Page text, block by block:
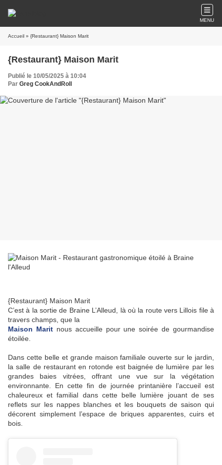
MENU
Accueil » {Restaurant} Maison Marit
{Restaurant} Maison Marit
Publié le 10/05/2025 à 10:04
Par Greg CookAndRoll
{Restaurant} Maison Marit
C’est à la sortie de Braine L’Alleud, là où la route vers Lillois file à
travers champs, que la
Maison Maritnous accueille pour une soirée de gourmandise
étoilée.
Dans cette belle et grande maison familiale ouverte sur le jardin,
la salle de restaurant en rotonde est baignée de lumière par les
grandes baies vitrées, offrant une vue sur la végétation
environnante. En cette fin de journée printanière l’accueil est
chaleureux et familial dans cette belle lumière jouant de ses
reflets sur les nappes blanches et les bouquets de saison qui
décorent simplement l’espace de briques apparentes, cuirs et
bois.